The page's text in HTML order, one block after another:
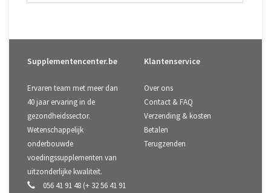
Supplementencenter.be
Ervaren team met meer dan
40 jaar ervaring in de
gezondheidssector.
Wetenschappelijk
onderbouwde
voedingssupplementen van
uitzonderlijke kwaliteit.
056 41 91 48 (+ 32 56 41 91
Klantenservice
Over ons
Contact & FAQ
Verzending & kosten
Betalen
Terugzenden